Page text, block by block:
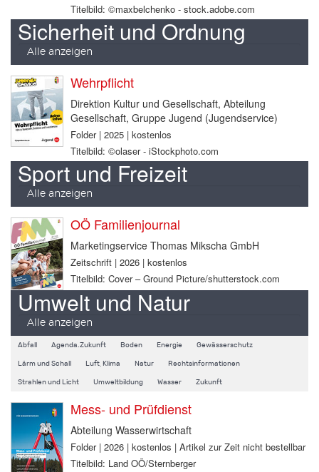
Titelbild: ©maxbelchenko - stock.adobe.com
Sicherheit und Ordnung
Alle anzeigen
Wehrpflicht
Direktion Kultur und Gesellschaft, Abteilung
Gesellschaft, Gruppe Jugend (Jugendservice)
Folder | 2025 | kostenlos
Titelbild: ©olaser - iStockphoto.com
Sport und Freizeit
Alle anzeigen
OÖ Familienjournal
Marketingservice Thomas Mikscha GmbH
Zeitschrift | 2026 | kostenlos
Titelbild: Cover – Ground Picture/shutterstock.com
Umwelt und Natur
Alle anzeigen
Abfall Agenda.Zukunft Boden Energie Gewässerschutz
Lärm und Schall Luft, Klima Natur Rechtsinformationen
Strahlen und Licht Umweltbildung Wasser Zukunft
Mess- und Prüfdienst
Abteilung Wasserwirtschaft
Folder | 2026 | kostenlos | Artikel zur Zeit nicht bestellbar
Titelbild: Land OÖ/Sternberger